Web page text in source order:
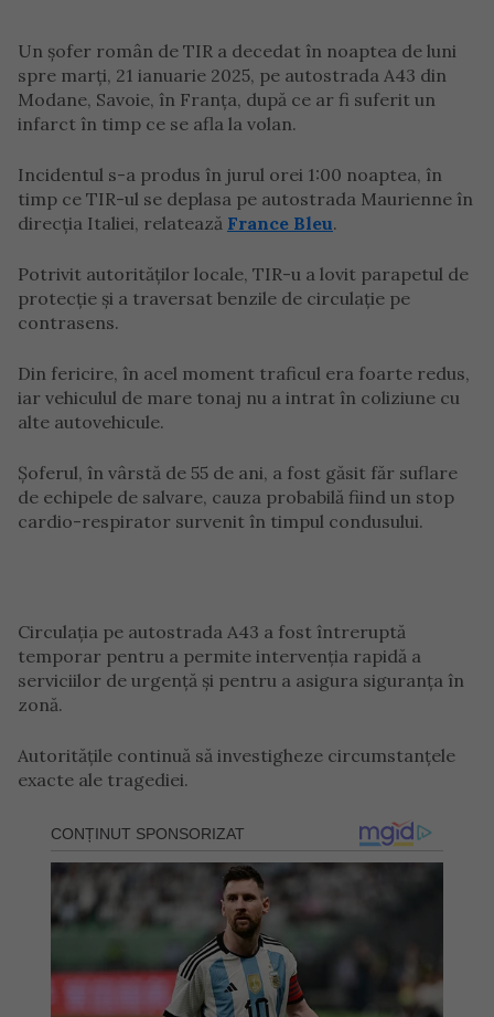
Un șofer român de TIR a decedat în noaptea de luni
spre marți, 21 ianuarie 2025, pe autostrada A43 din
Modane, Savoie, în Franța, după ce ar fi suferit un
infarct în timp ce se afla la volan.
Incidentul s-a produs în jurul orei 1:00 noaptea, în
timp ce TIR-ul se deplasa pe autostrada Maurienne în
direcția Italiei, relatează France Bleu.
Potrivit autorităților locale, TIR-u a lovit parapetul de
protecție și a traversat benzile de circulație pe
contrasens.
Din fericire, în acel moment traficul era foarte redus,
iar vehiculul de mare tonaj nu a intrat în coliziune cu
alte autovehicule.
Șoferul, în vârstă de 55 de ani, a fost găsit făr suflare
de echipele de salvare, cauza probabilă fiind un stop
cardio-respirator survenit în timpul condusului.
Circulația pe autostrada A43 a fost întreruptă
temporar pentru a permite intervenția rapidă a
serviciilor de urgență și pentru a asigura siguranța în
zonă.
Autoritățile continuă să investigheze circumstanțele
exacte ale tragediei.